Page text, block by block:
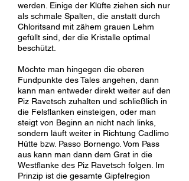
werden. Einige der Klüfte ziehen sich nur
als schmale Spalten, die anstatt durch
Chloritsand mit zähem grauen Lehm
gefüllt sind, der die Kristalle optimal
beschützt.
Möchte man hingegen die oberen
Fundpunkte des Tales angehen, dann
kann man entweder direkt weiter auf den
Piz Ravetsch zuhalten und schließlich in
die Felsflanken einsteigen, oder man
steigt von Beginn an nicht nach links,
sondern läuft weiter in Richtung Cadlimo
Hütte bzw. Passo Bornengo. Vom Pass
aus kann man dann dem Grat in die
Westflanke des Piz Ravetsch folgen. Im
Prinzip ist die gesamte Gipfelregion